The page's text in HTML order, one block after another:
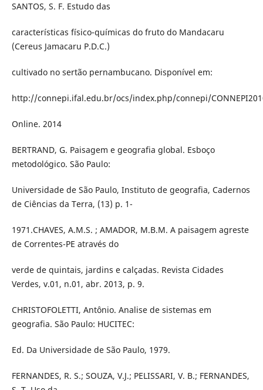
SANTOS, S. F. Estudo das
características físico-químicas do fruto do Mandacaru
(Cereus Jamacaru P.D.C.)
cultivado no sertão pernambucano. Disponível em:
http://connepi.ifal.edu.br/ocs/index.php/connepi/
Online. 2014
BERTRAND, G. Paisagem e geografia global. Esboço
metodológico. São Paulo:
Universidade de São Paulo, Instituto de geografia, Cadernos
de Ciências da Terra, (13) p. 1-
1971.CHAVES, A.M.S. ; AMADOR, M.B.M. A paisagem agreste
de Correntes-PE através do
verde de quintais, jardins e calçadas. Revista Cidades
Verdes, v.01, n.01, abr. 2013, p. 9.
CHRISTOFOLETTI, Antônio. Analise de sistemas em
geografia. São Paulo: HUCITEC:
Ed. Da Universidade de São Paulo, 1979.
FERNANDES, R. S.; SOUZA, V.J.; PELISSARI, V. B.; FERNANDES,